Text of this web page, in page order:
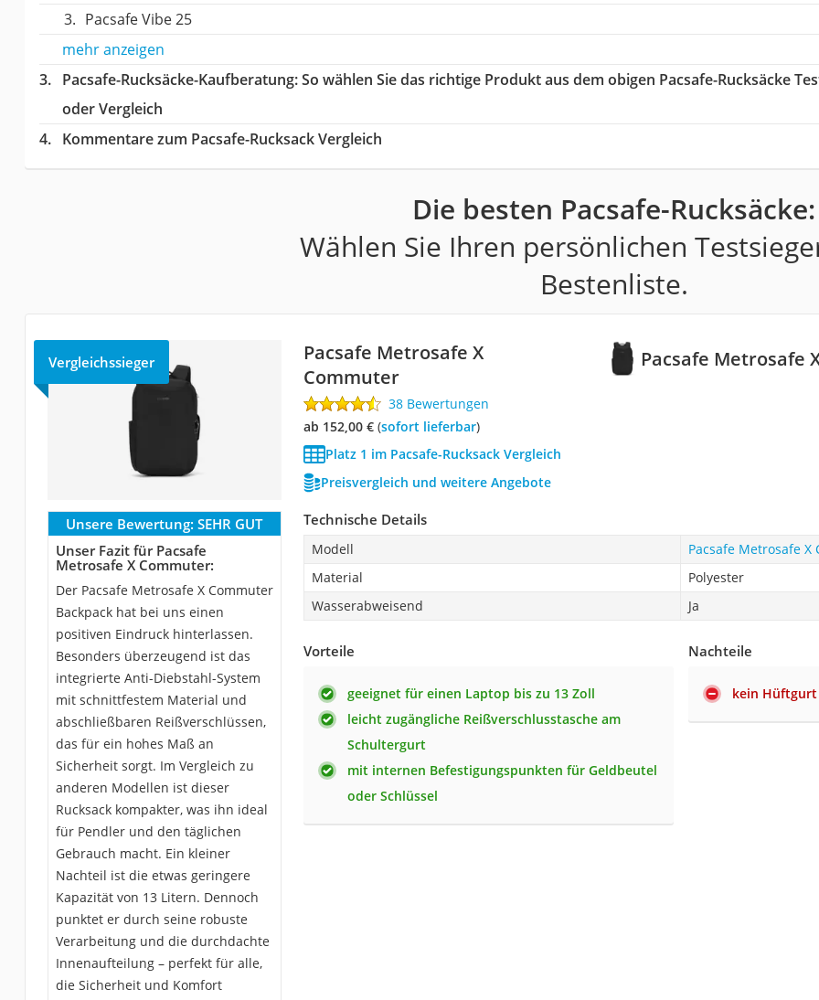
Pacsafe Vibe 25
mehr anzeigen
Pacsafe-Rucksäcke-Kaufberatung: So wählen Sie das richtige Produkt aus dem obigen Pacsafe-Rucksäcke
oder Vergleich
Kommentare zum Pacsafe-Rucksack Vergleich
Die besten Pacsafe-Rucksäcke:
Wählen Sie Ihren persönlichen
Bestenliste.
Pacsafe Metrosafe
Vergleichssieger
Pacsafe Metrosafe X
Commuter
38 Bewertungen
ab 152,00 €( Sofort lieferbar)
Platz 1 im Pacsafe-Rucksack Vergleich
Preisvergleich und weitere Angebote
Unsere Bewertung: SEHR GUT
Unser Fazit für Pacsafe
Metrosafe X Commuter:
Der Pacsafe Metrosafe X Commuter
Backpack hat bei uns einen
positiven Eindruck hinterlassen.
Besonders überzeugend ist das
integrierte Anti-Diebstahl-System
mit schnittfestem Material und
abschließbaren Reißverschlüssen,
das für ein hohes Maß an
Sicherheit sorgt. Im Vergleich zu
anderen Modellen ist dieser
Rucksack kompakter, was ihn ideal
für Pendler und den täglichen
Gebrauch macht. Ein kleiner
Nachteil ist die etwas geringere
Kapazität von 13 Litern. Dennoch
punktet er durch seine robuste
Verarbeitung und die durchdachte
Innenaufteilung – perfekt für alle,
die Sicherheit und Komfort
Technische Details
Modell
Pacsafe Metrosafe X
Material
Polyester
Wasserabweisend
Ja
Vorteile
geeignet für einen Laptop bis zu 13 Zoll
leicht zugängliche Reißverschlusstasche am
Schultergurt
mit internen Befestigungspunkten für Geldbeutel
oder Schlüssel
Nachteile
kein Hüftgurt